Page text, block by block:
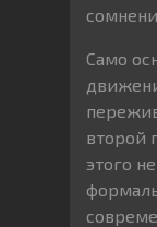
Само
второй
этого